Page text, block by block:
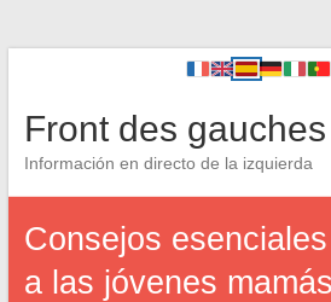
Front des gauches
Información en directo de la izquierda
Consejos
a las jóvenes